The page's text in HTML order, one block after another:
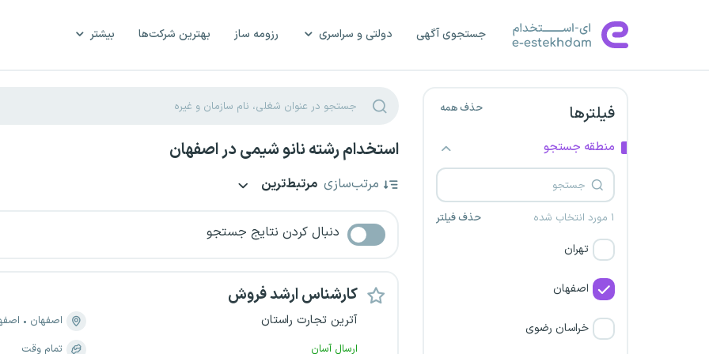
جستجوی آگهی دولتی و سراسری رزومه ساز بهترین شرکت‌ها بیشتر
فیلترها حذف همه
منطقه جستجو
۱ مورد انتخاب شده حذف فیلتر
تهران
اصفهان
خراسان رضوی
استخدام رشته نانو شیمی در اصفهان
مرتب‌سازی مرتبط‌ترین
دنبال کردن نتایج جستجو
کارشناس ارشد فروش
آترین تجارت راستان
ارسال آسان
اصفهان
تمام وقت